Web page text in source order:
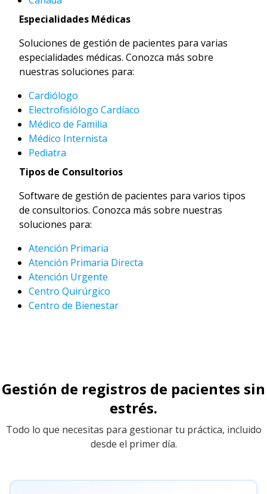
Especialidades Médicas
Soluciones de gestión de pacientes para varias
especialidades médicas. Conozca más sobre
nuestras soluciones para:
Cardiólogo
Electrofisiólogo Cardíaco
Médico de Familia
Médico Internista
Pediatra
Tipos de Consultorios
Software de gestión de pacientes para varios tipos
de consultorios. Conozca más sobre nuestras
soluciones para:
Atención Primaria
Atención Primaria Directa
Atención Urgente
Centro Quirúrgico
Centro de Bienestar
Gestión de registros de pacientes sin
estrés.
Todo lo que necesitas para gestionar tu práctica, incluido
desde el primer día.